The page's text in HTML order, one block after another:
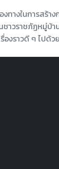
างในการสร้าง
าวราชภัฏหมู่บ้า
องราวดี ๆ ไปด้